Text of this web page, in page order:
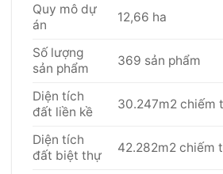
Quy mô dự
án
12,66 ha
Số lượng
sản phẩm
369 sản phẩm
Diện tích
đất liền kề
30.247m2 chiếm
Diện tích
đất biệt thự
42.282m2 chiếm